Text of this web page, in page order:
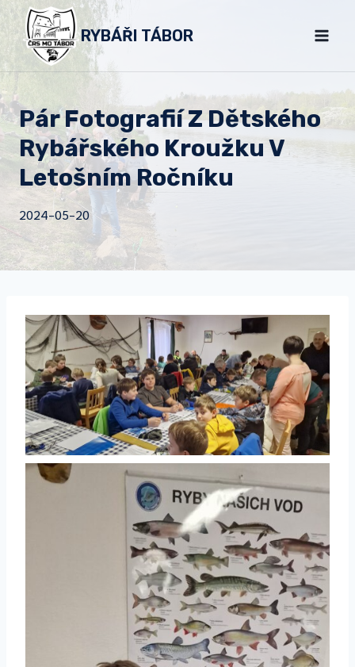
Přeskočit
RYBÁŘI TÁBOR
Pár Fotografií Z Dětského
Rybářského Kroužku V
Letošním Ročníku
2024-05-20